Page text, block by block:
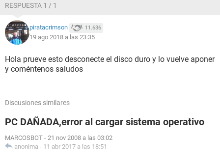
RESPUESTA 1 / 1
piratacrimson 11.636
19 ago 2018 a las 23:35
Hola prueve esto desconecte el disco duro y lo vuelve aponer
y coméntenos saludos
Discusiones similares
PC DAÑADA,error al cargar sistema operativo
MARCOSBOT - 21 nov 2008 a las 03:02
anonima - 11 abr 2017 a las 18:51